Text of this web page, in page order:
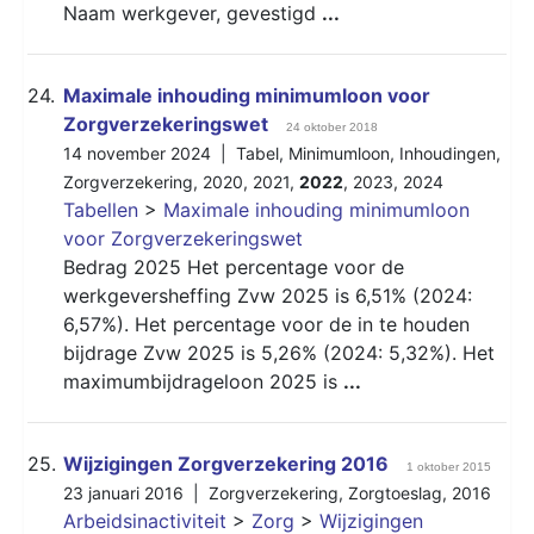
Naam werkgever, gevestigd ...
24. Maximale inhouding minimumloon voor
Zorgverzekeringswet
24 oktober 2018
14 november 2024 | Tabel, Minimumloon, Inhoudingen,
Zorgverzekering, 2020, 2021, 2022, 2023, 2024
Tabellen > Maximale inhouding minimumloon
voor Zorgverzekeringswet
Bedrag 2025 Het percentage voor de
werkgeversheffing Zvw 2025 is 6,51% (2024:
6,57%). Het percentage voor de in te houden
bijdrage Zvw 2025 is 5,26% (2024: 5,32%). Het
maximumbijdrageloon 2025 is ...
25. Wijzigingen Zorgverzekering 2016 1 oktober 2015
23 januari 2016 | Zorgverzekering, Zorgtoeslag, 2016
Arbeidsinactiviteit > Zorg > Wijzigingen